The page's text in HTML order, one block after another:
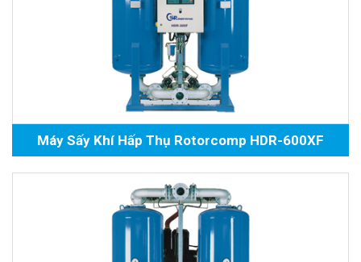
Máy Sấy Khí Hấp Thụ Rotorcomp HDR-600XF